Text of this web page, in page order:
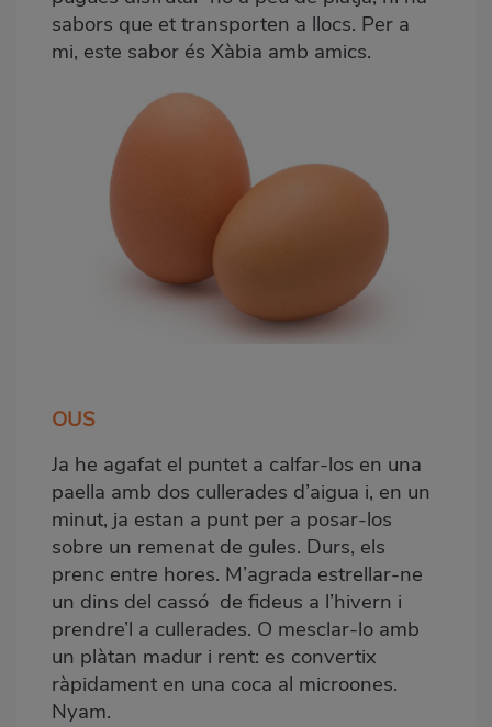
sabors que et transporten a llocs. Per a
mi, este sabor és Xàbia amb amics.
OUS
Ja he agafat el puntet a calfar-los en una
paella amb dos cullerades d’aigua i, en un
minut, ja estan a punt per a posar-los
sobre un remenat de gules. Durs, els
prenc entre hores. M’agrada estrellar-ne
un dins del cassó de fideus a l’hivern i
prendre’l a cullerades. O mesclar-lo amb
un plàtan madur i rent: es convertix
ràpidament en una coca al microones.
Nyam.